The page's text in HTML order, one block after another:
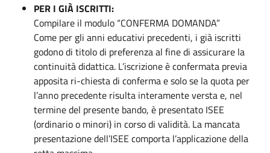
PER I GIÀ ISCRITTI:
Compilare il modulo “CONFERMA DOMANDA”
Come per gli anni educativi precedenti, i già iscritti
godono di titolo di preferenza al fine di assicurare la
continuità didattica. L’iscrizione è confermata previa
apposita ri-chiesta di conferma e solo se la quota per
l’anno precedente risulta interamente versta e, nel
termine del presente bando, è presentato ISEE
(ordinario o minori) in corso di validità. La mancata
presentazione dell’ISEE comporta l’applicazione della